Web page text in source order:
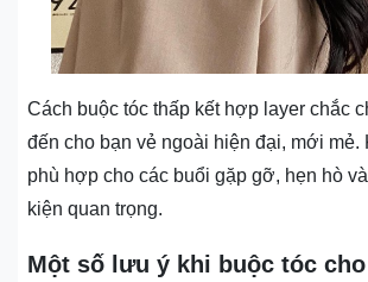
Cách buộc tóc thấp kết hợp layer chắc
đến cho bạn vẻ ngoài hiện đại, mới mẻ.
phù hợp cho các buổi gặp gỡ, hẹn hò
kiện quan trọng.
Một số lưu ý khi buộc tóc